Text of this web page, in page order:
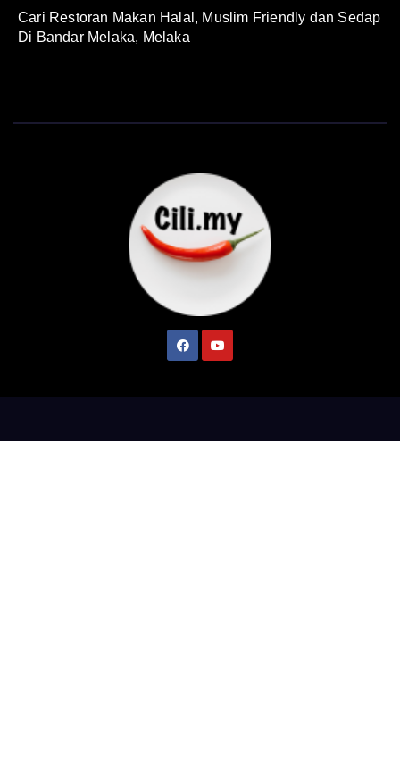
Cari Restoran Makan Halal, Muslim Friendly dan Sedap
Di Bandar Melaka, Melaka